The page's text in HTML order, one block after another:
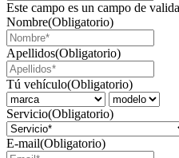
Este campo es un campo de
Nombre(Obligatorio)
Apellidos(Obligatorio)
Tú vehículo(Obligatorio)
Servicio(Obligatorio)
E-mail(Obligatorio)